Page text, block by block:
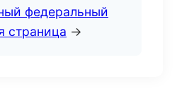
федеральный
страница →